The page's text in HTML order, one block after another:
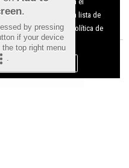
contratar
.
by pressing
if your device
top right menu
.
Puedes consultar la lista de
Ver nuestra Política de